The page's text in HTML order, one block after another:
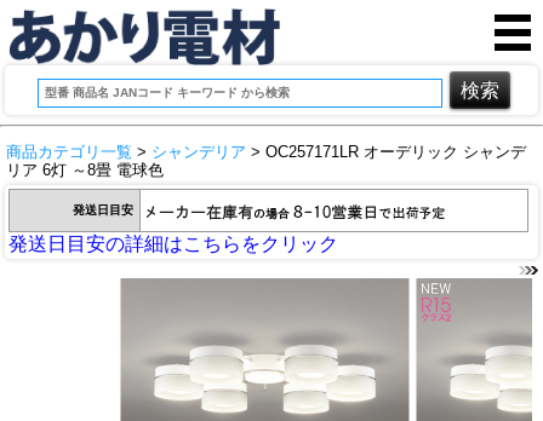
商品カテゴリ一覧 > シャンデリア > OC257171LR オーデリック シャンデ
リア 6灯 ～8畳 電球色
発送日目安
発送日目安の詳細はこちらをクリック